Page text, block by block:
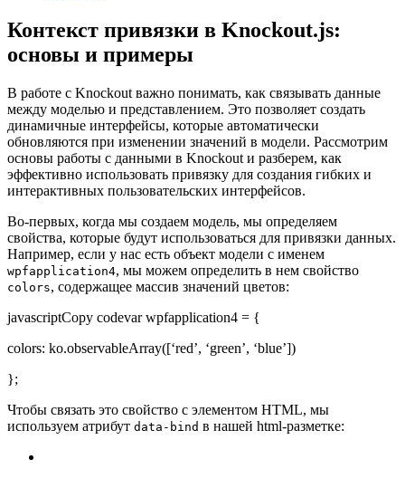
Контекст привязки в Knockout.js:
основы и примеры
В работе с Knockout важно понимать, как связывать данные
между моделью и представлением. Это позволяет создать
динамичные интерфейсы, которые автоматически
обновляются при изменении значений в модели. Рассмотрим
основы работы с данными в Knockout и разберем, как
эффективно использовать привязку для создания гибких и
интерактивных пользовательских интерфейсов.
Во-первых, когда мы создаем модель, мы определяем
свойства, которые будут использоваться для привязки данных.
Например, если у нас есть объект модели с именем
wpfapplication4, мы можем определить в нем свойство
colors, содержащее массив значений цветов:
javascriptCopy codevar wpfapplication4 = {
colors: ko.observableArray([‘red’, ‘green’, ‘blue’])
};
Чтобы связать это свойство с элементом HTML, мы
используем атрибут data-bind в нашей html-разметке: